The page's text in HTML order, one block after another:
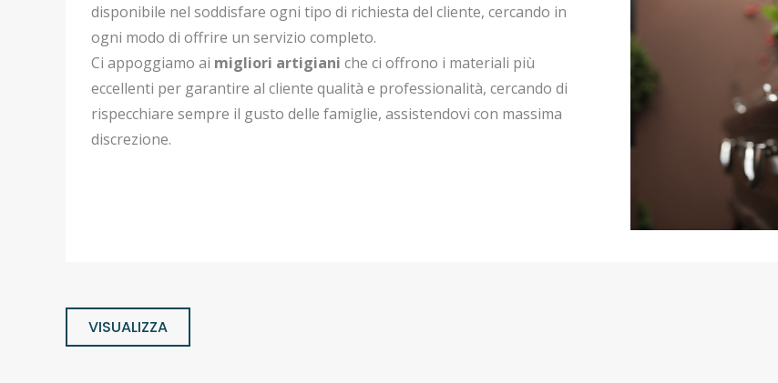
disponibile nel soddisfare ogni tipo di richiesta del cliente, cercando in
ogni modo di offrire un servizio completo.
Ci appoggiamo ai migliori artigiani che ci offrono i materiali più
eccellenti per garantire al cliente qualità e professionalità, cercando di
rispecchiare sempre il gusto delle famiglie, assistendovi con massima
discrezione.
VISUALIZZA